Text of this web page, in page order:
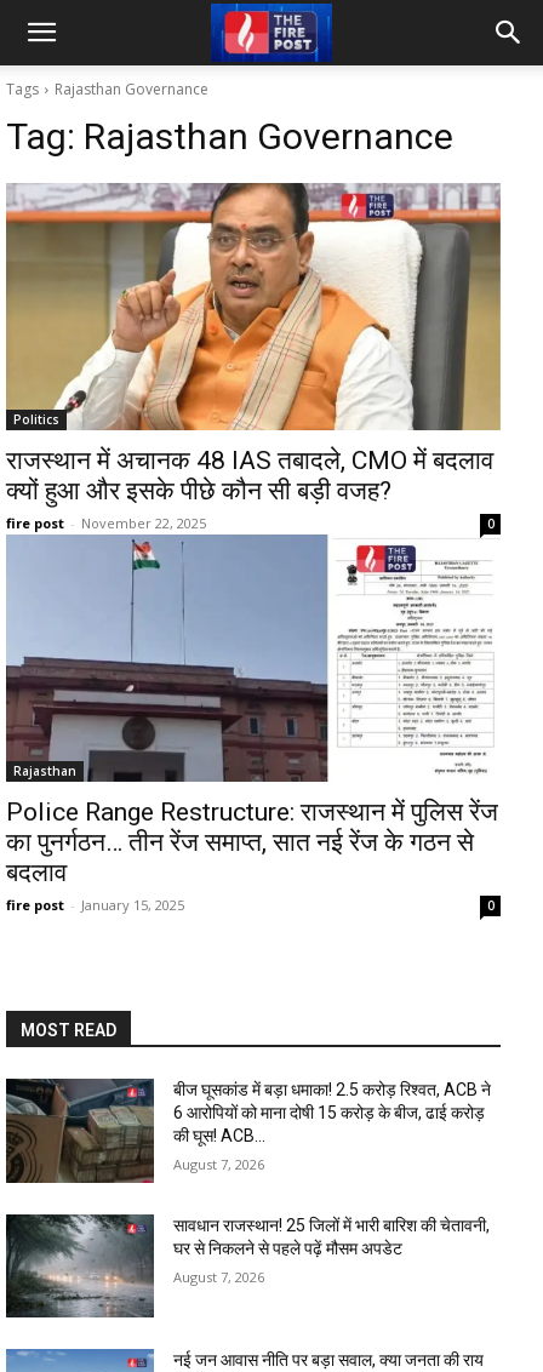
Tags Rajasthan Governance
Tag: Rajasthan Governance
Politics
राजस्थान में अचानक 48 IAS तबादले, CMO में बदलाव
क्यों हुआ और इसके पीछे कौन सी बड़ी वजह?
fire post - November 22, 2025 0
Rajasthan
Police Range Restructure: राजस्थान में पुलिस रेंज
का पुनर्गठन… तीन रेंज समाप्त, सात नई रेंज के गठन से
बदलाव
fire post - January 15, 2025 0
MOST READ
बीज घूसकांड में बड़ा धमाका! ₹2.5 करोड़ रिश्वत, ACB ने
6 आरोपियों को माना दोषी 15 करोड़ के बीज, ढाई करोड़
की घूस! ACB...
August 7, 2026
सावधान राजस्थान! 25 जिलों में भारी बारिश की चेतावनी,
घर से निकलने से पहले पढ़ें मौसम अपडेट
August 7, 2026
नई जन आवास नीति पर बड़ा सवाल, क्या जनता की राय